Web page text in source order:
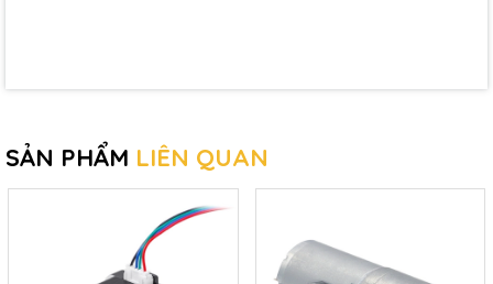
SẢN PHẨM LIÊN QUAN